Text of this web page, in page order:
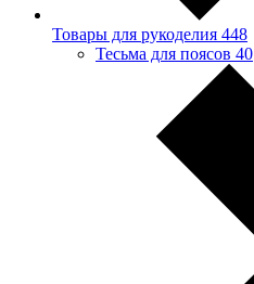
Товары для рукоделия 448
Тесьма для поясов 40